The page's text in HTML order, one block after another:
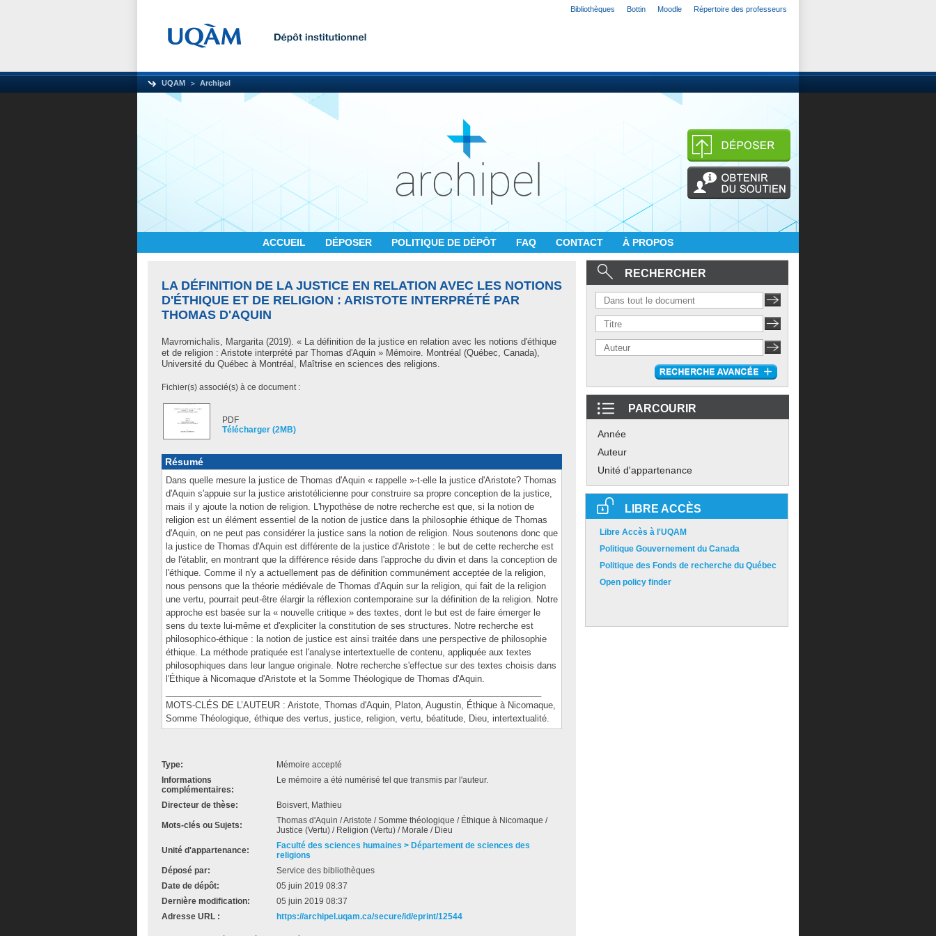
Bibliothèques Bottin Moodle Répertoire des professeurs
UQAM Archipel
ACCUEIL DÉPOSER POLITIQUE DE DÉPÔT FAQ CONTACT À PROPOS
LA DÉFINITION DE LA JUSTICE EN RELATION AVEC LES NOTIONS
D'ÉTHIQUE ET DE RELIGION : ARISTOTE INTERPRÉTÉ PAR
THOMAS D'AQUIN
Mavromichalis, Margarita(2019). « La définition de la justice en relation avec les notions d'éthique
et de religion : Aristote interprété par Thomas d'Aquin » Mémoire. Montréal (Québec, Canada),
Université du Québec à Montréal, Maîtrise en sciences des religions.
Fichier(s) associé(s) à ce document :
PDF
Télécharger (2MB)
Résumé
Dans quelle mesure la justice de Thomas d'Aquin « rappelle »-t-elle la justice d'Aristote? Thomas
d'Aquin s'appuie sur la justice aristotélicienne pour construire sa propre conception de la justice,
mais il y ajoute la notion de religion. L'hypothèse de notre recherche est que, si la notion de
religion est un élément essentiel de la notion de justice dans la philosophie éthique de Thomas
d'Aquin, on ne peut pas considérer la justice sans la notion de religion. Nous soutenons donc que
la justice de Thomas d'Aquin est différente de la justice d'Aristote : le but de cette recherche est
de l'établir, en montrant que la différence réside dans l'approche du divin et dans la conception de
l'éthique. Comme il n'y a actuellement pas de définition communément acceptée de la religion,
nous pensons que la théorie médiévale de Thomas d'Aquin sur la religion, qui fait de la religion
une vertu, pourrait peut-être élargir la réflexion contemporaine sur la définition de la religion. Notre
approche est basée sur la « nouvelle critique » des textes, dont le but est de faire émerger le
sens du texte lui-même et d'expliciter la constitution de ses structures. Notre recherche est
philosophico-éthique : la notion de justice est ainsi traitée dans une perspective de philosophie
éthique. La méthode pratiquée est l'analyse intertextuelle de contenu, appliquée aux textes
philosophiques dans leur langue originale. Notre recherche s'effectue sur des textes choisis dans
l'Éthique à Nicomaque d'Aristote et la Somme Théologique de Thomas d'Aquin.
MOTS-CLÉS DE L’AUTEUR : Aristote, Thomas d'Aquin, Platon, Augustin, Éthique à Nicomaque,
Somme Théologique, éthique des vertus, justice, religion, vertu, béatitude, Dieu, intertextualité.
Type:
Mémoire accepté
Informations
complémentaires:
Le mémoire a été numérisé tel que transmis par l'auteur.
Directeur de thèse: Boisvert, Mathieu
Mots-clés ou Sujets:
Thomas d'Aquin / Aristote / Somme théologique / Éthique à Nicomaque /
Justice (Vertu) / Religion (Vertu) / Morale / Dieu
Unité d'appartenance:
Faculté des sciences humaines > Département de sciences des
religions
Déposé par:
Service des bibliothèques
Date de dépôt:
05 juin 2019 08:37
Dernière modification:
05 juin 2019 08:37
Adresse URL :
https://archipel.uqam.ca/secure/id/eprint/12544
RECHERCHER
PARCOURIR
Année
Auteur
Unité d'appartenance
LIBRE ACCÈS
Libre Accès à l'UQAM
Politique Gouvernement du Canada
Politique des Fonds de recherche du Québec
Open policy finder